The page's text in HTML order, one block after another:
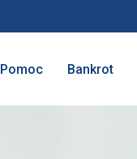
Pomoc Bankrot